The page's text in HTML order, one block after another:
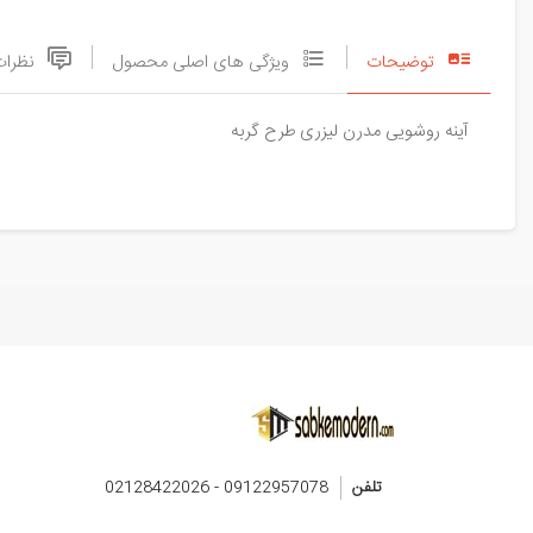
توضیحات ویژگی های اصلی محصول
آینه روشویی مدرن لیزری طرح گربه
تلفن 09122957078 - 02128422026